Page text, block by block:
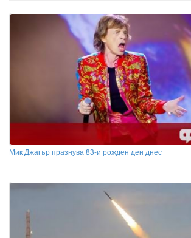
Мик Джагър празнува 83-и рожден ден днес